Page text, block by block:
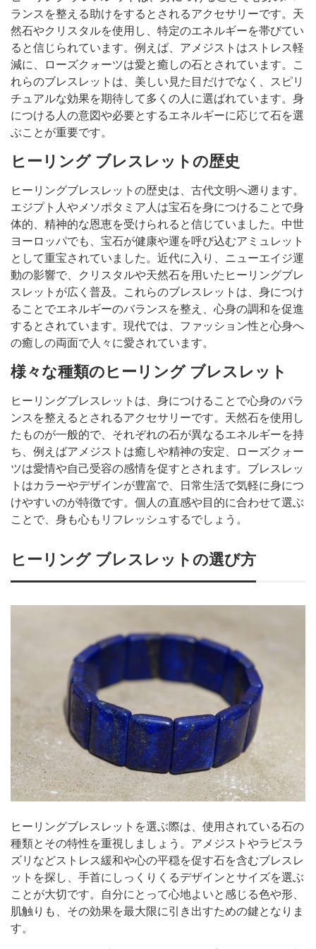
ランスを整える助けをするとされるアクセサリーです。天
然石やクリスタルを使用し、特定のエネルギーを帯びてい
ると信じられています。例えば、アメジストはストレス軽
減に、ローズクォーツは愛と癒しの石とされています。こ
れらのブレスレットは、美しい見た目だけでなく、スピリ
チュアルな効果を期待して多くの人に選ばれています。身
につける人の意図や必要とするエネルギーに応じて石を選
ぶことが重要です。
ヒーリング ブレスレットの歴史
ヒーリングブレスレットの歴史は、古代文明へ遡ります。
エジプト人やメソポタミア人は宝石を身につけることで身
体的、精神的な恩恵を受けられると信じていました。中世
ヨーロッパでも、宝石が健康や運を呼び込むアミュレット
として重宝されていました。近代に入り、ニューエイジ運
動の影響で、クリスタルや天然石を用いたヒーリングブレ
スレットが広く普及。これらのブレスレットは、身につけ
ることでエネルギーのバランスを整え、心身の調和を促進
するとされています。現代では、ファッション性と心身へ
の癒しの両面で人々に愛されています。
様々な種類のヒーリング ブレスレット
ヒーリングブレスレットは、身につけることで心身のバラ
ンスを整えるとされるアクセサリーです。天然石を使用し
たものが一般的で、それぞれの石が異なるエネルギーを持
ち、例えばアメジストは癒しや精神の安定、ローズクォー
ツは愛情や自己受容の感情を促すとされます。ブレスレッ
トはカラーやデザインが豊富で、日常生活で気軽に身につ
けやすいのが特徴です。個人の直感や目的に合わせて選ぶ
ことで、身も心もリフレッシュするでしょう。
ヒーリング ブレスレットの選び方
ヒーリングブレスレットを選ぶ際は、使用されている石の
種類とその特性を重視しましょう。アメジストやラピスラ
ズリなどストレス緩和や心の平穏を促す石を含むブレスレ
ットを探し、手首にしっくりくるデザインとサイズを選ぶ
ことが大切です。自分にとって心地よいと感じる色や形、
肌触りも、その効果を最大限に引き出すための鍵となりま
す。